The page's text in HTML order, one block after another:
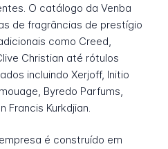
O catálogo da Venba
de fragrâncias de prestígio
como Creed,
Christian até rótulos
incluindo Xerjoff, Initio
Byredo Parfums,
Francis Kurkdjian.
é construído em